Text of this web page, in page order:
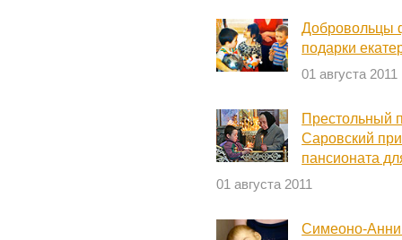
Добровольцы
подарки
01 августа 2011
Престольный
Саровский
пансионата
01 августа 2011
Симеоно-